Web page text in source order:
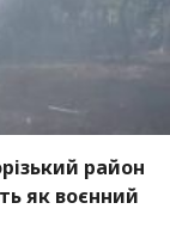
район
як воєнний